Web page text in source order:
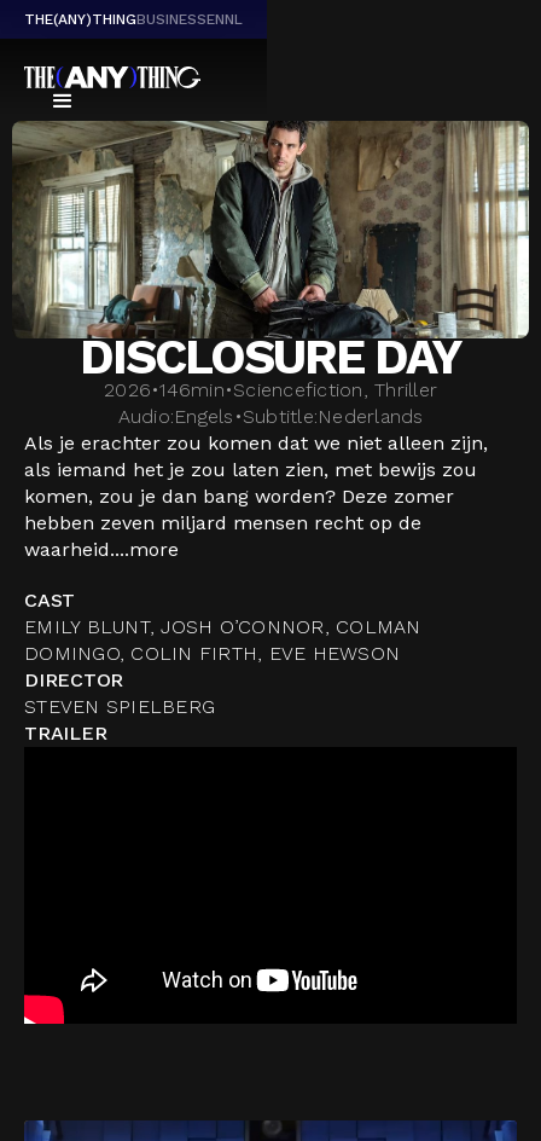
THE(ANY)THINGBUSINESSENNL
DISCLOSURE DAY
2026•146min•Sciencefiction, Thriller
Audio:Engels •Subtitle:Nederlands
Als je erachter zou komen dat we niet alleen zijn,
als iemand het je zou laten zien, met bewijs zou
komen, zou je dan bang worden? Deze zomer
hebben zeven miljard mensen recht op de
waarheid....more
CAST
EMILY BLUNT, JOSH O’CONNOR, COLMAN
DOMINGO, COLIN FIRTH, EVE HEWSON
DIRECTOR
STEVEN SPIELBERG
TRAILER